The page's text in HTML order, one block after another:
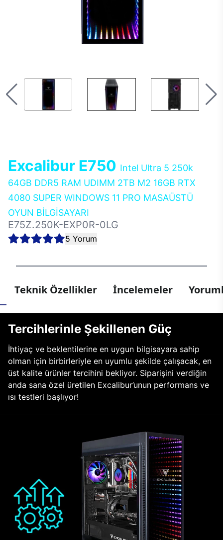
Excalibur E750 Intel Ultra 5 250k
64GB DDR5 RAM UDIMM 2TB M2 16GB RTX
4080 SUPER WINDOWS 11 PRO MASAÜSTÜ
OYUN BİLGİSAYARI
E75Z.250K-EXP0R-0LG
5 Yorum
Teknik Özellikler İncelemeler
Tercihlerinle Şekillenen Güç
İhtiyaç ve beklentilerine en uygun bilgisayara sahip
olman için birbirleriyle en uyumlu şekilde çalışacak, en
üst kalite ürünler tercihini bekliyor. Siparişini verdiğin
anda sana özel üretilen Excalibur’unun performans ve
ısı testleri başlıyor!